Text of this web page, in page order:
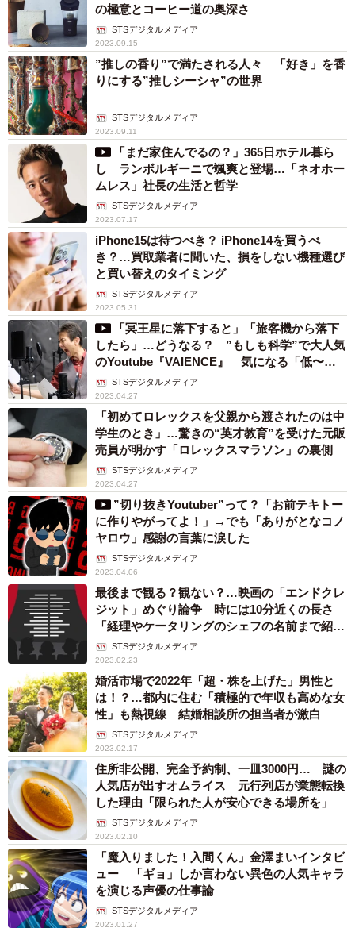
の極意とコーヒー道の奥深さ
STSデジタルメディア
2023.09.15
”推しの香り”で満たされる人々 「好き」を香
りにする”推しシーシャ”の世界
STSデジタルメディア
2023.09.11
「まだ家住んでるの？」365日ホテル暮ら
し ランボルギーニで颯爽と登場…「ネオホー
ムレス」社長の生活と哲学
STSデジタルメディア
2023.07.17
iPhone15は待つべき？ iPhone14を買うべ
き？…買取業者に聞いた、損をしない機種選び
と買い替えのタイミング
STSデジタルメディア
2023.05.31
「冥王星に落下すると」「旅客機から落下
したら」…どうなる？ ”もしも科学”で大人気
のYoutube『VAIENCE』 気になる「低〜い
声」の秘密
STSデジタルメディア
2023.04.27
「初めてロレックスを父親から渡されたのは中
学生のとき」…驚きの“英才教育”を受けた元販
売員が明かす「ロレックスマラソン」の裏側
STSデジタルメディア
2023.04.27
”切り抜きYoutuber”って？「お前テキトー
に作りやがってよ！」→でも「ありがとなコノ
ヤロウ」感謝の言葉に涙した
STSデジタルメディア
2023.04.06
最後まで観る？観ない？…映画の「エンドクレ
ジット」めぐり論争 時には10分近くの長さ
「経理やケータリングのシェフの名前まで紹
介」STSデジタルメディア
2023.02.23
婚活市場で2022年「超・株を上げた」男性と
は！？…都内に住む「積極的で年収も高めな女
性」も熱視線 結婚相談所の担当者が激白
STSデジタルメディア
2023.02.17
住所非公開、完全予約制、一皿3000円… 謎の
人気店が出すオムライス 元行列店が業態転換
した理由「限られた人が安心できる場所を」
STSデジタルメディア
2023.02.10
「魔入りました！入間くん」金澤まいインタビ
ュー 「ギョ」しか言わない異色の人気キャラ
を演じる声優の仕事論
STSデジタルメディア
2023.01.27